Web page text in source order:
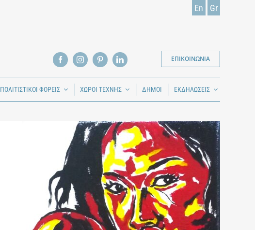
En Gr
ΕΠΙΚΟΙΝΩΝΙΑ
ΠΟΛΙΤΙΣΤΙΚΟΙ ΦΟΡΕΙΣ ΧΩΡΟΙ ΤΕΧΝΗΣ ΔΗΜΟΙ ΕΚΔΗΛΩΣΕΙΣ